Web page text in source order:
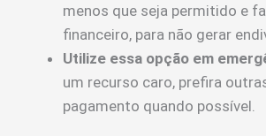
menos que seja permitido e
financeiro, para não gerar
Utilize essa opção em
um recurso caro, prefira
pagamento quando possível.